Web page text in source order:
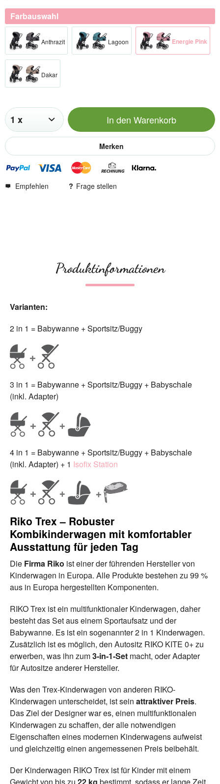
Farbauswahl
Anthrazit Lagoon Energie Pink
Dakar
In den Warenkorb
Merken
Empfehlen Frage stellen
Produktinformationen
Varianten:
2 in 1 = Babywanne + Sportsitz/Buggy
3 in 1 = Babywanne + Sportsitz/Buggy + Babyschale
(inkl. Adapter)
4 in 1 = Babywanne + Sportsitz/Buggy + Babyschale
(inkl. Adapter) + 1 Isofix Station
Riko Trex – Robuster
Kombikinderwagen mit komfortabler
Ausstattung für jeden Tag
Die Firma Riko ist einer der führenden Hersteller von
Kinderwagen in Europa. Alle Produkte bestehen zu 99 %
aus in Europa hergestellten Komponenten.
RIKO Trex ist ein multifunktionaler Kinderwagen, daher
besteht das Set aus einem Sportaufsatz und der
Babywanne. Es ist ein sogenannter 2 in 1 Kinderwagen.
Zusätzlich ist es möglich, den Autositz RIKO KITE 0+ zu
erwerben, was ihn zum3-in-1-Set macht, oder Adapter
für Autositze anderer Hersteller.
Was den Trex-Kinderwagen von anderen RIKO-
Kinderwagen unterscheidet, ist sein attraktiver Preis.
Das Ziel der Designer war es, einen multifunktionalen
Kinderwagen zu schaffen, der alle notwendigen
Eigenschaften eines modernen Kinderwagens aufweist
und gleichzeitig einen angemessenen Preis beibehält.
Der Kinderwagen RIKO Trex ist für Kinder mit einem